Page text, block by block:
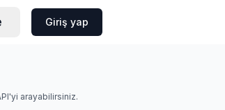
Giriş yap
arayabilirsiniz.